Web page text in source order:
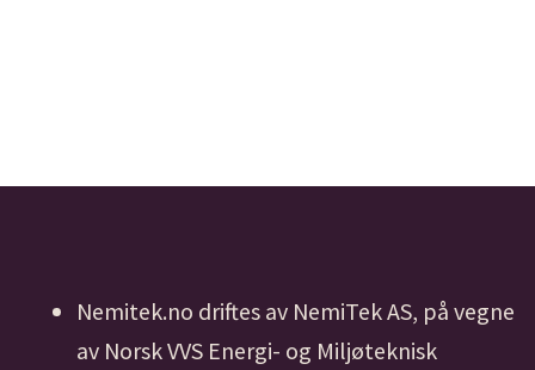
Nemitek.no driftes av NemiTek AS, på vegne
av Norsk VVS Energi- og Miljøteknisk